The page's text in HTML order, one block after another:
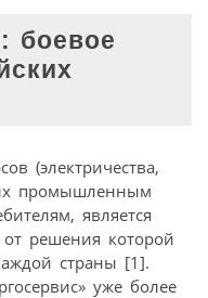
боевое
(электричества,
промышленным
является
от решения которой
страны [1].
уже более